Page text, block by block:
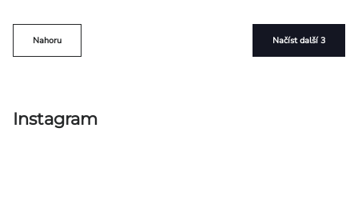
Načíst další 3
Nahoru
Instagram